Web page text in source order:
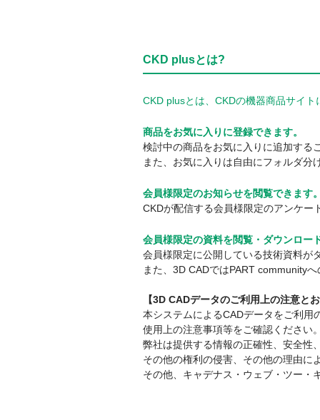
CKD plusとは?
CKD plusとは、CKDの機器商品サイ
商品をお気に入りに登録できます。
検討中の商品をお気に入りに追加する
また、お気に入りは自由にフォルダ
会員様限定のお知らせを閲覧できます
CKDが配信する会員様限定のアンケー
会員様限定の資料を閲覧・ダウンロー
会員様限定に公開している技術資料が
また、3D CADではPART community
【3D CADデータのご利用上の注意と
本システムによるCADデータをご利用
使用上の注意事項等をご確認ください
弊社は提供する情報の正確性、安全性
その他の権利の侵害、その他の理由に
その他、キャデナス・ウェブ・ツー・